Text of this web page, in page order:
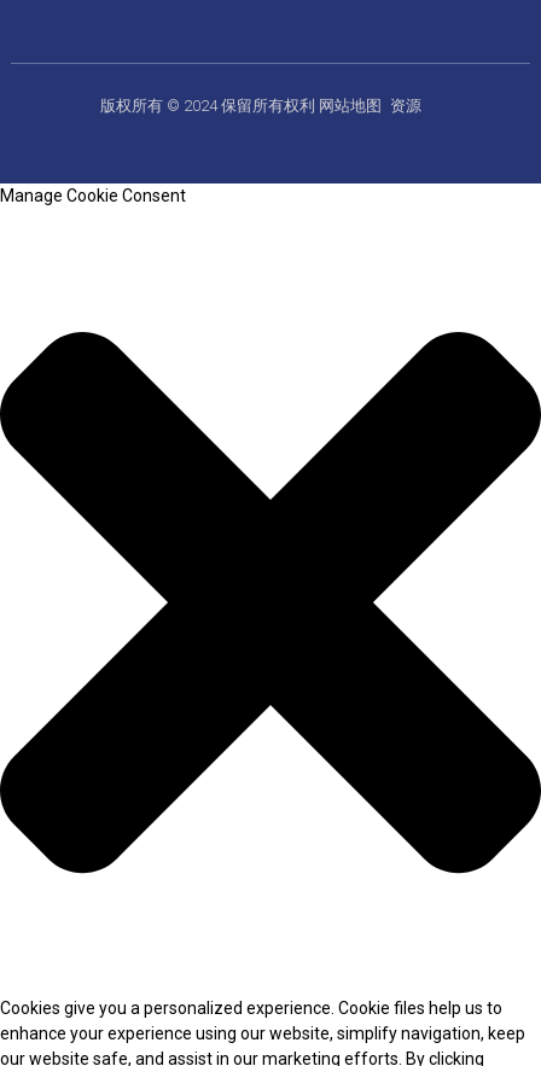
版权所有 © 2024 保留所有权利 网站地图 资源
Manage Cookie Consent
Cookies give you a personalized experience. Cookie files help us to
enhance your experience using our website, simplify navigation, keep
our website safe, and assist in our marketing efforts. By clicking